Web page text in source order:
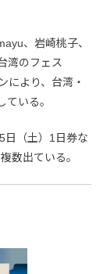
、岩崎桃子、
湾のフェス
により、台湾・
いる。
日（土）1日券な
数出ている。